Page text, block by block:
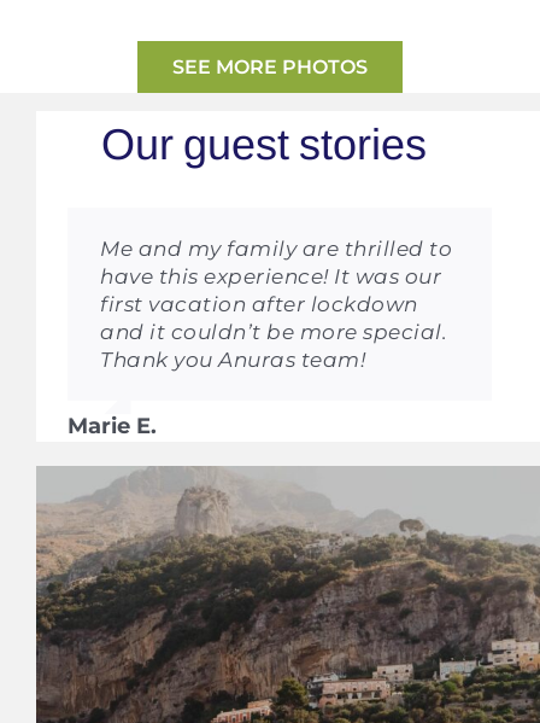
SEE MORE PHOTOS
Me and my family are thrilled to
have this experience! It was our
first vacation after lockdown
and it couldn’t be more special.
Thank you Anuras team!
Marie E.